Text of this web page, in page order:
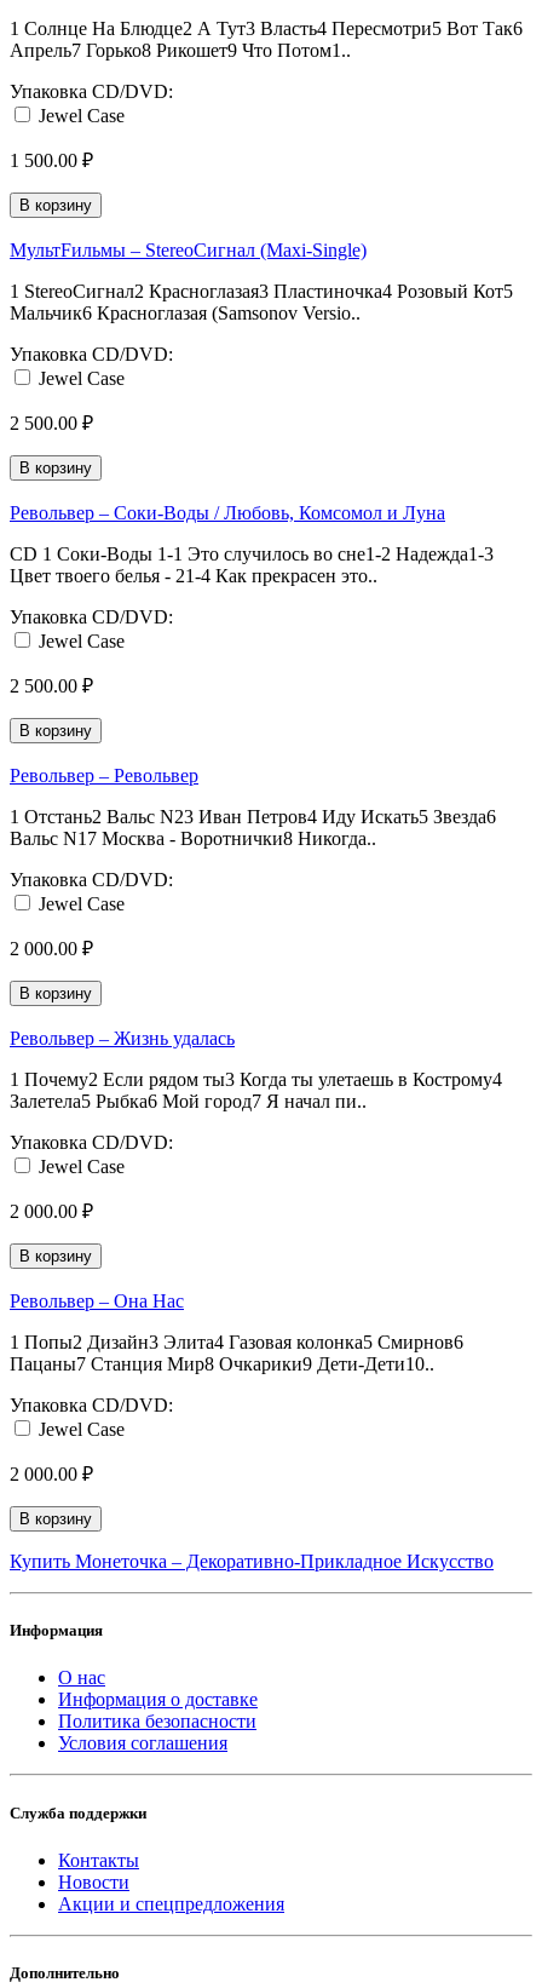
1 Солнце На Блюдце2 А Тут3 Власть4 Пересмотри5 Вот Так6
Апрель7 Горько8 Рикошет9 Что Потом1..
Упаковка CD/DVD:
Jewel Case
1 500.00 ₽
В корзину
МультFильмы – StereoСигнал (Maxi-Single)
1 StereoСигнал2 Красноглазая3 Пластиночка4 Розовый Кот5
Мальчик6 Красноглазая (Samsonov Versio..
Упаковка CD/DVD:
Jewel Case
2 500.00 ₽
В корзину
Револьвер – Соки-Воды / Любовь, Комсомол и Луна
CD 1 Соки-Воды 1-1 Это случилось во сне1-2 Надежда1-3
Цвет твоего белья - 21-4 Как прекрасен это..
Упаковка CD/DVD:
Jewel Case
2 500.00 ₽
В корзину
Револьвер – Револьвер
1 Отстань2 Вальс N23 Иван Петров4 Иду Искать5 Звезда6
Вальс N17 Москва - Воротнички8 Никогда..
Упаковка CD/DVD:
Jewel Case
2 000.00 ₽
В корзину
Револьвер – Жизнь удалась
1 Почему2 Если рядом ты3 Когда ты улетаешь в Кострому4
Залетела5 Рыбка6 Мой город7 Я начал пи..
Упаковка CD/DVD:
Jewel Case
2 000.00 ₽
В корзину
Револьвер – Она Нас
1 Попы2 Дизайн3 Элита4 Газовая колонка5 Смирнов6
Пацаны7 Станция Мир8 Очкарики9 Дети-Дети10..
Упаковка CD/DVD:
Jewel Case
2 000.00 ₽
В корзину
Купить Монеточка – Декоративно-Прикладное Искусство
Информация
О нас
Информация о доставке
Политика безопасности
Условия соглашения
Служба поддержки
Контакты
Новости
Акции и спецпредложения
Дополнительно